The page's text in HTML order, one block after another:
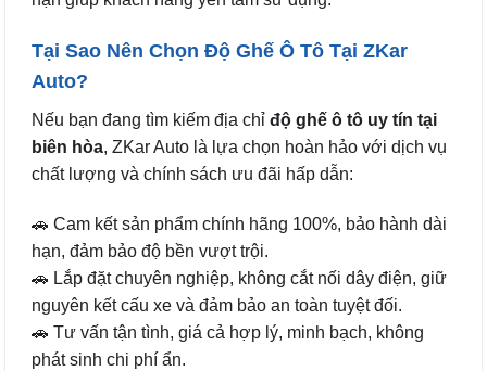
Tại Sao Nên Chọn Độ Ghế Ô Tô Tại ZKar
Auto?
Nếu bạn đang tìm kiếm địa chỉ độ ghế ô tô uy tín tại
biên hòa, ZKar Auto là lựa chọn hoàn hảo với dịch vụ
chất lượng và chính sách ưu đãi hấp dẫn:
🚗 Cam kết sản phẩm chính hãng 100%, bảo hành dài
hạn, đảm bảo độ bền vượt trội.
🚗 Lắp đặt chuyên nghiệp, không cắt nối dây điện, giữ
nguyên kết cấu xe và đảm bảo an toàn tuyệt đối.
🚗 Tư vấn tận tình, giá cả hợp lý, minh bạch, không
phát sinh chi phí ẩn.